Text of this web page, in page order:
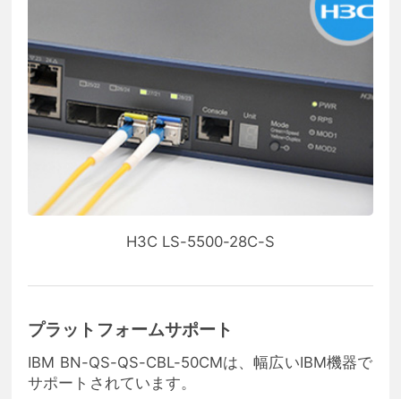
H3C LS-5500-28C-S
プラットフォームサポート
IBM BN-QS-QS-CBL-50CMは、幅広いIBM機器で
サポートされています。